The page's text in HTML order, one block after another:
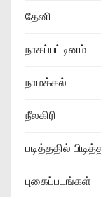
தேனி
நாகப்பட்டினம்
நாமக்கல்
நீலகிரி
படித்ததில்
புகைப்படங்கள்